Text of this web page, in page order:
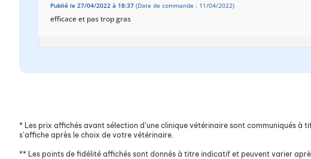
Publié le 27/04/2022 à 18:37 (Date de commande : 11/04/2022)
efficace et pas trop gras
* Les prix affichés avant sélection d’une clinique vétérinaire sont communiqués
s’affiche après le choix de votre vétérinaire.
** Les points de fidélité affichés sont donnés à titre indicatif et peuvent varier